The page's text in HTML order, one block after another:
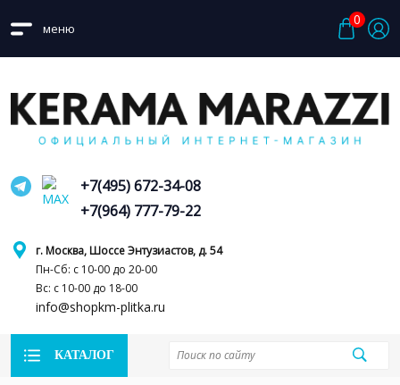
меню
0
г. Москва, Шоссе Энтузиастов, д. 54
Пн-Сб: с 10-00 до 20-00
Вс: с 10-00 до 18-00
info@shopkm-plitka.ru
+7(495) 672-34-08
+7(964) 777-79-22
КАТАЛОГ